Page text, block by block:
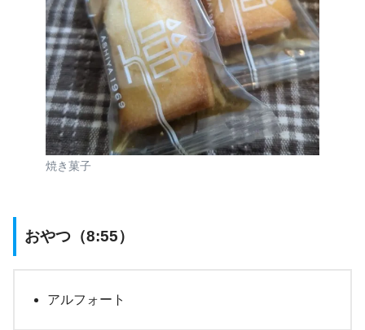
焼き菓子
おやつ（8:55）
アルフォート